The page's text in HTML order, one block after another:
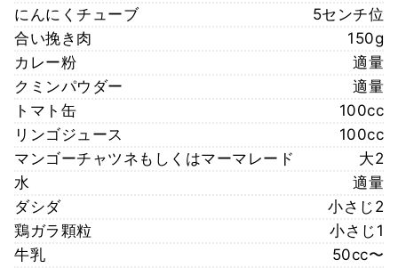
にんにくチューブ
5センチ位
合い挽き肉
150g
カレー粉
適量
クミンパウダー
適量
トマト缶
100cc
リンゴジュース
100cc
マンゴーチャツネもしくはマーマレード
大2
水
適量
ダシダ
小さじ2
鶏ガラ顆粒
小さじ1
牛乳
50cc〜